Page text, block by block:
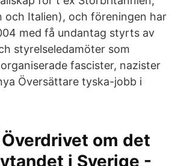
och Italien), och föreningen har
med få undantag styrts av
styrelseledamöter som
fascister, nazister
Översättare tyska-jobb i
Överdrivet om det
i Sverige -